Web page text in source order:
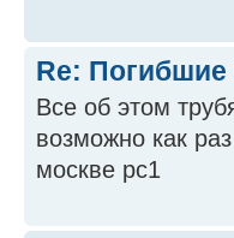
Re: Погибшие
Все об этом
возможно как
москве рс1